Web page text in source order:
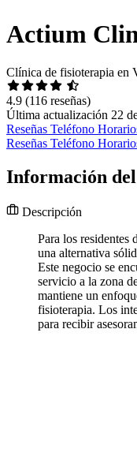
Actium
Clínica de fisioterapia en
4.9 (116 reseñas)
Última actualización 22
Reseñas Teléfono
Reseñas Teléfono
Información
Descripción
Para los
una alternativa
Este negocio se
servicio a la zona
mantiene un
fisioterapia. Los
para recibir